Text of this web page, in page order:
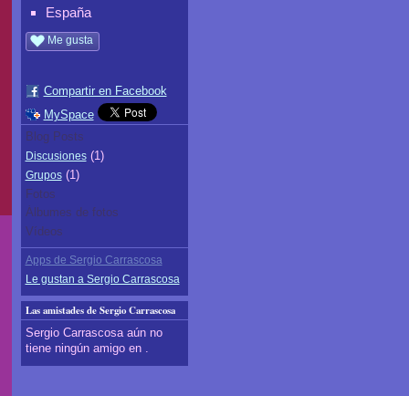
España
Me gusta
Compartir en Facebook
MySpace
Blog Posts
Discusiones(1)
Grupos(1)
Fotos
Álbumes de fotos
Vídeos
Apps de Sergio Carrascosa
Le gustan a Sergio Carrascosa
Las amistades de Sergio Carrascosa
Sergio Carrascosa aún no
tiene ningún amigo en .